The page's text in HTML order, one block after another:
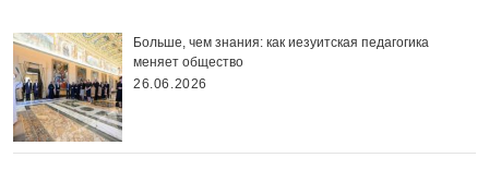
Больше, чем знания: как иезуитская педагогика
меняет общество
26.06.2026